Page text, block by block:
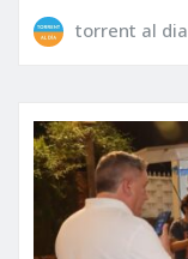
torrent al dia